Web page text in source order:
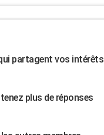
partagent vos intérêts
plus de réponses